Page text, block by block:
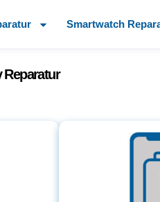
Smartwatch
Reparatur